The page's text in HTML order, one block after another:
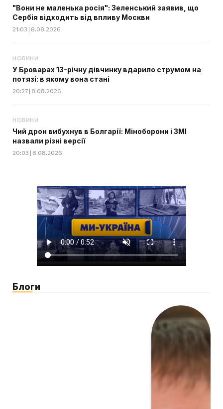
"Вони не маленька росія": Зеленський заявив, що
Сербія відходить від впливу Москви
21:03 | 8.08.2026
НОВИНИ
У Броварах 13-річну дівчинку вдарило струмом на
потязі: в якому вона стані
20:27 | 8.08.2026
НОВИНИ
Чий дрон вибухнув в Болгарії: Міноборони і ЗМІ
назвали різні версії
20:03 | 8.08.2026
Блоги